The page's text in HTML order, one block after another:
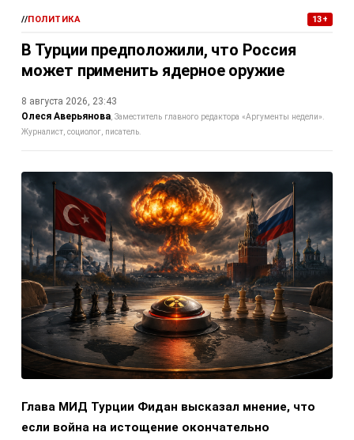
//ПОЛИТИКА 13+
В Турции предположили, что Россия
может применить ядерное оружие
8 августа 2026, 23:43
Олеся Аверьянова Заместитель главного редактора «Аргументы недели».
Журналист, социолог, писатель.
Глава МИД Турции Фидан высказал мнение, что
если война на истощение окончательно